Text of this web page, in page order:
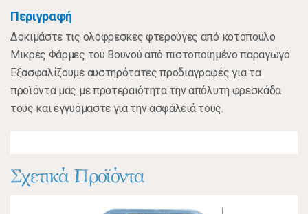
Περιγραφή
Δοκιμάστε τις ολόφρεσκες φτερούγες από κοτόπουλο
Mικρές Φάρμες του Βουνού από πιστοποιημένο παραγωγό.
Εξασφαλίζουμε αυστηρότατες προδιαγραφές για τα
προϊόντα μας με προτεραιότητα την απόλυτη φρεσκάδα
τους και εγγυόμαστε για την ασφάλειά τους.
Σχετικά Προϊόντα